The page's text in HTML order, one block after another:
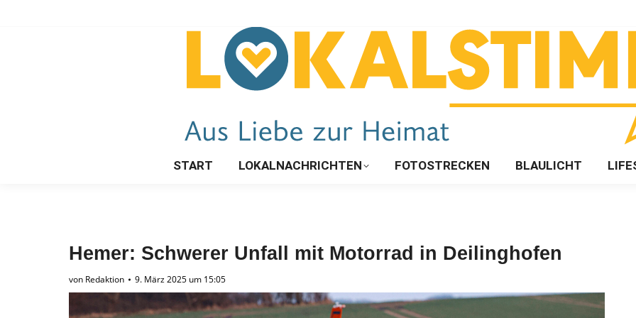
START LOKALNACHRICHTEN FOTOSTRECKEN BLAULICHT
Hemer: Schwerer Unfall mit Motorrad in Deilinghofen
von Redaktion 9. März 2025 um 15:05